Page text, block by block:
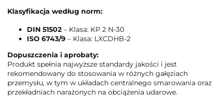
Klasyfikacja według norm:
DIN 51502 – Klasa: KP 2 N-30
ISO 6743/9 – Klasa: LXCDHB-2
Dopuszczenia i aprobaty:
Produkt spełnia najwyższe standardy jakości i jest
rekomendowany do stosowania w różnych gałęziach
przemysłu, w tym w układach centralnego smarowania oraz
przekładniach narażonych na obciążenia udarowe.